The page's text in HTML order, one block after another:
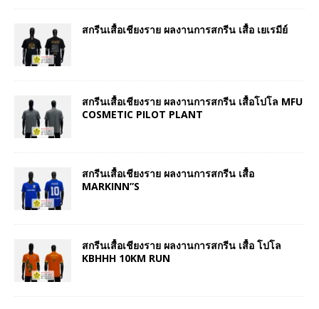
สกรีนเสื้อเชียงราย ผลงานการสกรีน เสื้อ เยเรมีย์
สกรีนเสื้อเชียงราย ผลงานการสกรีน เสื้อโปโล MFU
COSMETIC PILOT PLANT
สกรีนเสื้อเชียงราย ผลงานการสกรีน เสื้อ
MARKINN”S
สกรีนเสื้อเชียงราย ผลงานการสกรีน เสื้อ โปโล
KBHHH 10KM RUN